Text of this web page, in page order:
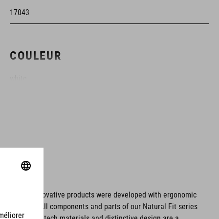
17043
COULEUR
Dyneema®
TPU
These innovative products were developed with ergonomic
issues. All components and parts of our Natural Fit series